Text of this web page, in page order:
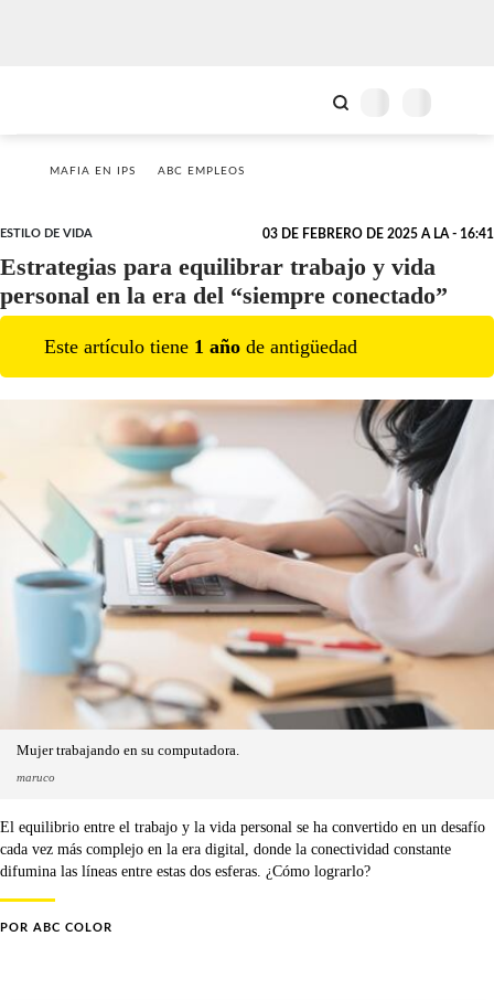
MAFIA EN IPS ABC EMPLEOS
ESTILO DE VIDA 03 DE FEBRERO DE 2025 A LA - 16:41
Estrategias para equilibrar trabajo y vida
personal en la era del “siempre conectado”
Este artículo tiene 1 año de antigüedad
Mujer trabajando en su computadora.
maruco
El equilibrio entre el trabajo y la vida personal se ha convertido en un desafío
cada vez más complejo en la era digital, donde la conectividad constante
difumina las líneas entre estas dos esferas. ¿Cómo lograrlo?
POR ABC COLOR